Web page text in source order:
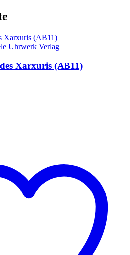
Uhrwerk Verlag
Xarxuris (AB11)